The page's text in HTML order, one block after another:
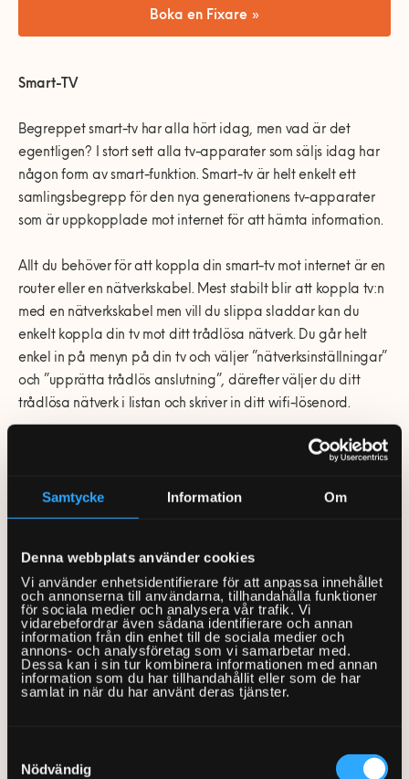
Samtycke Information Om
Denna webbplats använder cookies
Vi använder enhetsidentifierare för att anpassa innehållet
och annonserna till användarna, tillhandahålla funktioner
för sociala medier och analysera vår trafik. Vi
vidarebefordrar även sådana identifierare och annan
information från din enhet till de sociala medier och
annons- och analysföretag som vi samarbetar med.
Dessa kan i sin tur kombinera informationen med annan
information som du har tillhandahållit eller som de har
samlat in när du har använt deras tjänster.
Nödvändig
Våra Fixare
Populära tjänster och artiklar
Bolag med fakturaBoka en Fixare »
Smart-TV
Begreppet smart-tv har alla hört idag, men vad är det
egentligen? I stort sett alla tv-apparater som säljs idag har
någon form av smart-funktion. Smart-tv är helt enkelt ett
samlingsbegrepp för den nya generationens tv-apparater
som är uppkopplade mot internet för att hämta information.
Allt du behöver för att koppla din smart-tv mot internet är en
router eller en nätverkskabel. Mest stabilt blir att koppla tv:n
med en nätverkskabel men vill du slippa sladdar kan du
enkelt koppla din tv mot ditt trådlösa nätverk. Du går helt
enkel in på menyn på din tv och väljer ”nätverksinställningar”
och ”upprätta trådlös anslutning”, därefter väljer du ditt
trådlösa nätverk i listan och skriver in ditt wifi-lösenord.
Smart-tv:n styrs med hjälp av olika appar, liknande de du
Cmore, SVT Play osv. har en egen app. Olika operativsystem i
olika tv-apparater påverkar vilka appar du kan ladda ner.
använda innan du väljer tv.
Det går att använda streamingtjänster utan en smart-tv men
du behöver då en mediaspelare som Apple TV eller
Chromecast.
LED, QLED, och OLED
det är inte riktigt så svårt som det låter.